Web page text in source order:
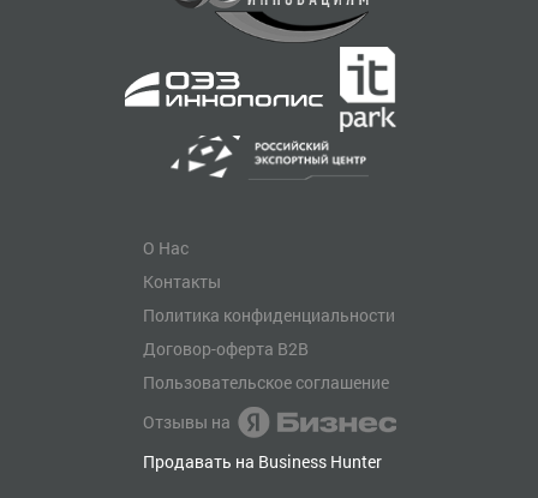
О Нас
Контакты
Политика конфиденциальности
Договор-оферта B2B
Пользовательское соглашение
Отзывы на
Продавать на Business Hunter